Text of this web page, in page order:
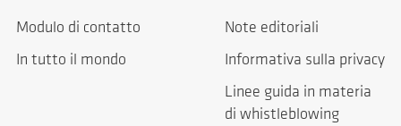
Modulo di contatto
In tutto il mondo
Note editoriali
Informativa sulla privacy
Linee guida in materia
di whistleblowing